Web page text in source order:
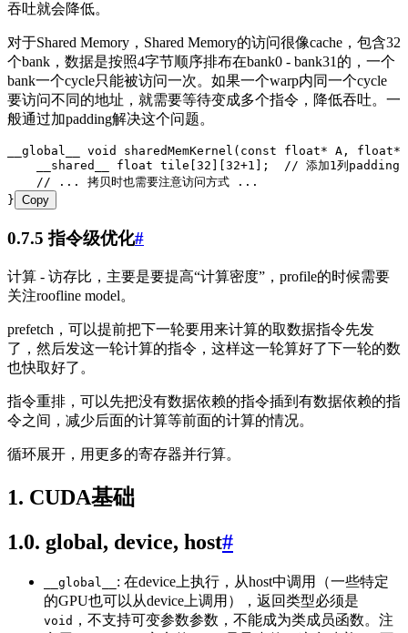
吞吐就会降低。
对于Shared Memory，Shared Memory的访问很像cache，包含32
个bank，数据是按照4字节顺序排布在bank0 - bank31的，一个
bank一个cycle只能被访问一次。如果一个warp内同一个cycle
要访问不同的地址，就需要等待变成多个指令，降低吞吐。一
般通过加padding解决这个问题。
__global__ void sharedMemKernel ( const float* A , float*
    __shared__
float tile 32 32+1 ];
// 添加1列padding
    // ... 拷贝时也需要注意访问方式 ...
} Copy
0.7.5 指令级优化#
计算 - 访存比，主要是要提高“计算密度”，profile的时候需要
关注roofline model。
prefetch，可以提前把下一轮要用来计算的取数据指令先发
了，然后发这一轮计算的指令，这样这一轮算好了下一轮的数
也快取好了。
指令重排，可以先把没有数据依赖的指令插到有数据依赖的指
令之间，减少后面的计算等前面的计算的情况。
循环展开，用更多的寄存器并行算。
1. CUDA基础
1.0. global, device, host#
__global__ : 在device上执行，从host中调用（一些特定
的GPU也可以从device上调用），返回类型必须是
void ，不支持可变参数参数，不能成为类成员函数。注